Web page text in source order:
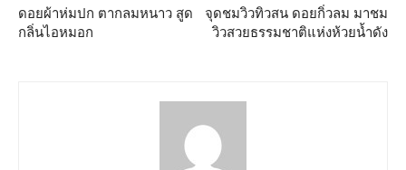
ดอยผ้าห่มปก ตากลมหนาว สูด
กลิ่นไอหมอก
จุดชมวิวทิวสน ดอยกิ่วลม มาชม
วิวสวยธรรมชาติแห่งห้วยน้ำดัง